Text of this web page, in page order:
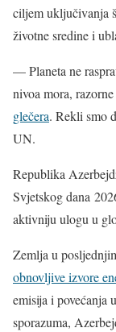
ciljem uključivanja
životne sredine i
— Planeta ne
nivoa mora,
glečera. Rekli smo
UN.
Republika
Svjetskog dana
aktivniju ulogu u
Zemlja u
obnovljive izvore
emisija i povećanja
sporazuma,